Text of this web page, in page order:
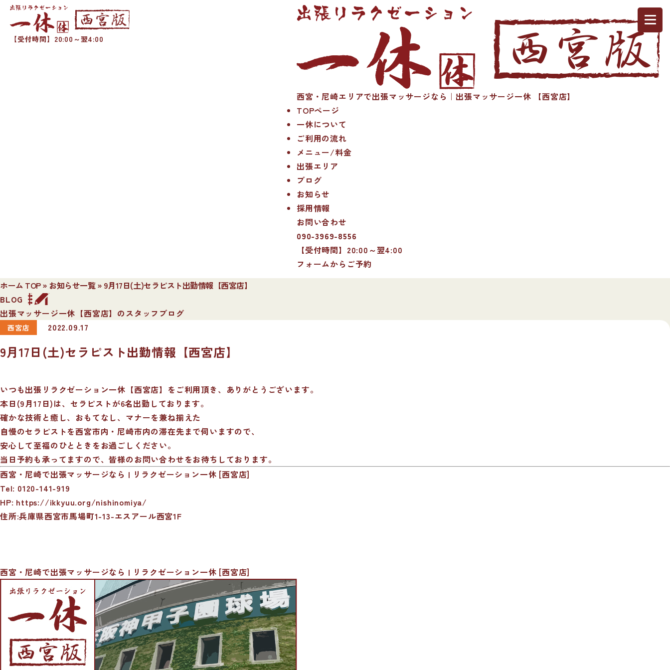
【受付時間】20:00～翌4:00
西宮・尼崎エリアで出張マッサージなら｜出張マッサージ一休 【西宮店】
TOPページ
一休について
ご利用の流れ
メニュー/料金
出張エリア
ブログ
お知らせ
採用情報
お問い合わせ
090-3969-8556
【受付時間】20:00～翌4:00
フォームからご予約
ホーム TOP» お知らせ一覧» 9月17日(土)セラピスト出勤情報【西宮店】
BLOG
出張マッサージ一休【西宮店】のスタッフブログ
西宮店 2022.09.17
9月17日(土)セラピスト出勤情報【西宮店】
いつも出張リラクゼーション一休【西宮店】をご利用頂き、ありがとうございます。
本日(9月17日)は、セラピストが6名出勤しております。
確かな技術と癒し、おもてなし、マナーを兼ね揃えた
自慢のセラピストを西宮市内・尼崎市内の滞在先まで伺いますので、
安心して至福のひとときをお過ごしください。
当日予約も承ってますので、皆様のお問い合わせをお待ちしております。
西宮・尼崎で出張マッサージなら | リラクゼーション一休 [西宮店]
Tel: 0120-141-919
HP: https://ikkyuu.org/nishinomiya/
住所:兵庫県西宮市馬場町1-13-エスアール西宮1F
西宮・尼崎で出張マッサージなら | リラクゼーション一休 [西宮店]